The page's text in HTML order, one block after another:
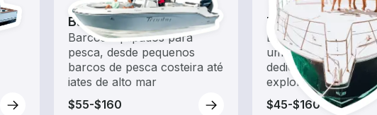
Barcos de pesca
Barcos equipados para
pesca, desde pequenos
barcos de pesca costeira até
iates de alto mar
$55-$160
Tours
Explore as águas
um aluguel de barco
dedicado a passeios
exploração
$45-$160